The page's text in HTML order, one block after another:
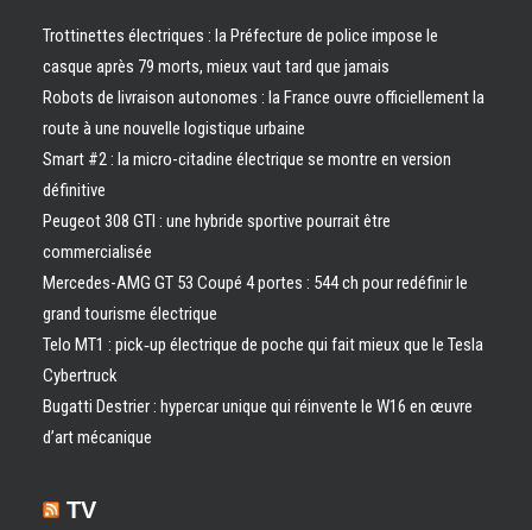
Trottinettes électriques : la Préfecture de police impose le
casque après 79 morts, mieux vaut tard que jamais
Robots de livraison autonomes : la France ouvre officiellement la
route à une nouvelle logistique urbaine
Smart #2 : la micro-citadine électrique se montre en version
définitive
Peugeot 308 GTI : une hybride sportive pourrait être
commercialisée
Mercedes-AMG GT 53 Coupé 4 portes : 544 ch pour redéfinir le
grand tourisme électrique
Telo MT1 : pick‑up électrique de poche qui fait mieux que le Tesla
Cybertruck
Bugatti Destrier : hypercar unique qui réinvente le W16 en œuvre
d’art mécanique
TV